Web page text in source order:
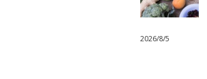
2026/8/5